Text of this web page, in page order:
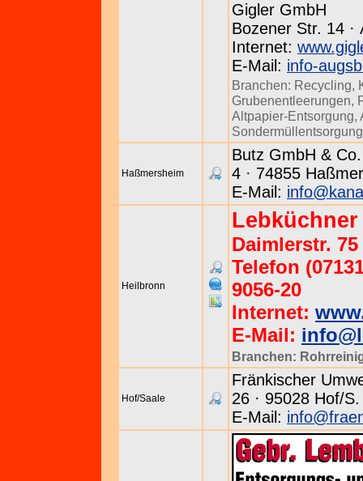
Gigler GmbH
Bozener Str. 14 ·
Internet:
E-Mail: info-
Branchen: Recycling,
Grubenentleerungen,
Altpapier-Entsorgung,
Sondermüllentsorgung
Haßmersheim
Butz GmbH &
4 · 74855
E-Mail:
Heilbronn
Lebküchner
Daimlerstr.
Telefon
9056-20
Internet:
E-Mail:
Branchen:
Hof/Saale
Fränkischer
26 · 95028 Hof/
E-Mail: